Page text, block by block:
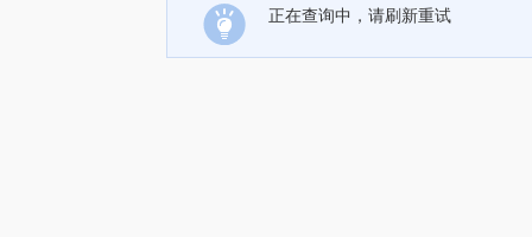
正在查询中，请刷新重试